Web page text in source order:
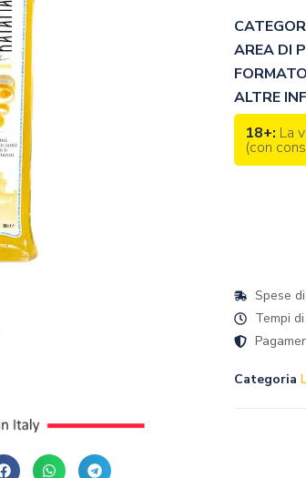
AREA DI
ALTRE
18+: La
(con
Spese
Tempi
Categoria